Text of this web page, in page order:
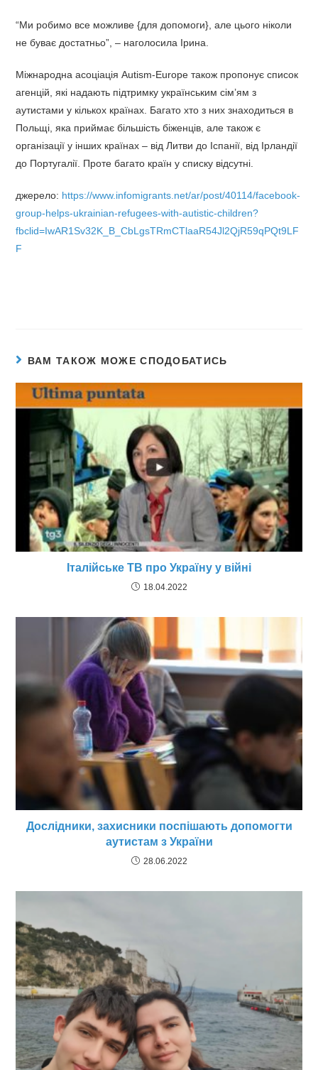
“Ми робимо все можливе {для допомоги}, але цього ніколи
не буває достатньо”, – наголосила Ірина.
Міжнародна асоціація Autism-Europe також пропонує список
агенцій, які надають підтримку українським сім’ям з
аутистами у кількох країнах. Багато хто з них знаходиться в
Польщі, яка приймає більшість біженців, але також є
організації у інших країнах – від Литви до Іспанії, від Ірландії
до Португалії. Проте багато країн у списку відсутні.
джерело: https://www.infomigrants.net/ar/post/40114/facebook-
group-helps-ukrainian-refugees-with-autistic-children?
fbclid=IwAR1Sv32K_B_CbLgsTRmCTlaaR54Jl2QjR59qPQt9LF
F
ВАМ ТАКОЖ МОЖЕ СПОДОБАТИСЬ
Італійське ТВ про Україну у війні
18.04.2022
Дослідники, захисники поспішають допомогти
аутистам з України
28.06.2022